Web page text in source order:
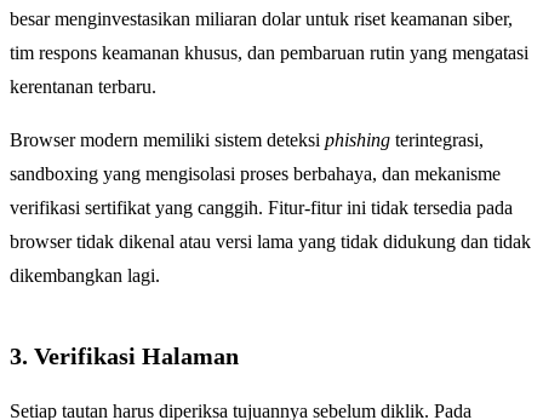
besar menginvestasikan miliaran dolar untuk riset keamanan siber,
tim respons keamanan khusus, dan pembaruan rutin yang mengatasi
kerentanan terbaru.
Browser modern memiliki sistem deteksi phishing terintegrasi,
sandboxing yang mengisolasi proses berbahaya, dan mekanisme
verifikasi sertifikat yang canggih. Fitur-fitur ini tidak tersedia pada
browser tidak dikenal atau versi lama yang tidak didukung dan tidak
dikembangkan lagi.
3. Verifikasi Halaman
Setiap tautan harus diperiksa tujuannya sebelum diklik. Pada